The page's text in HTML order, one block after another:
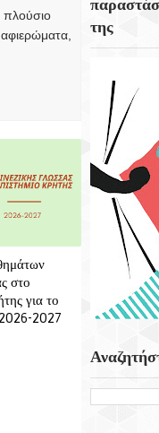
πλούσιο
στο
για το
2027
Ο Ιερός
Ελιάς
Σαν
Πρώτος
Του
της